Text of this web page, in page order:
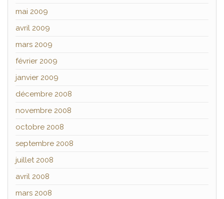
mai 2009
avril 2009
mars 2009
février 2009
janvier 2009
décembre 2008
novembre 2008
octobre 2008
septembre 2008
juillet 2008
avril 2008
mars 2008